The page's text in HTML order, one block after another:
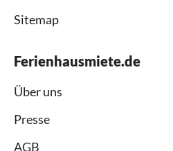
Sitemap
Ferienhausmiete.de
Über uns
Presse
AGB